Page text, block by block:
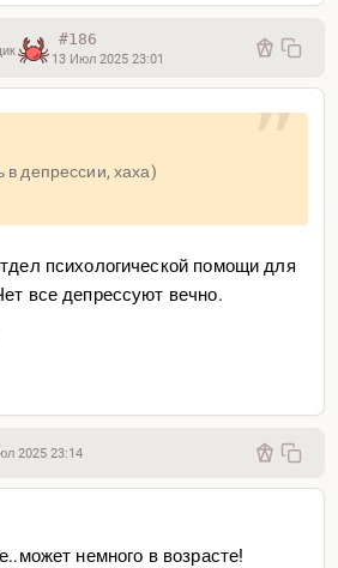
#186
13 Июл 2025 23:01
в депрессии, хаха)
психологической помощи для
все депрессуют вечно.
2025 23:14
немного в возрасте!